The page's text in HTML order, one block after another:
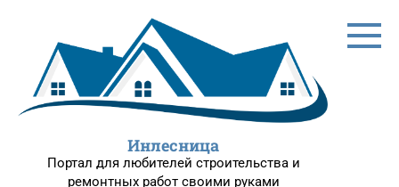
контенту
Инлесница
Портал для любителей строительства и
ремонтных работ своими руками